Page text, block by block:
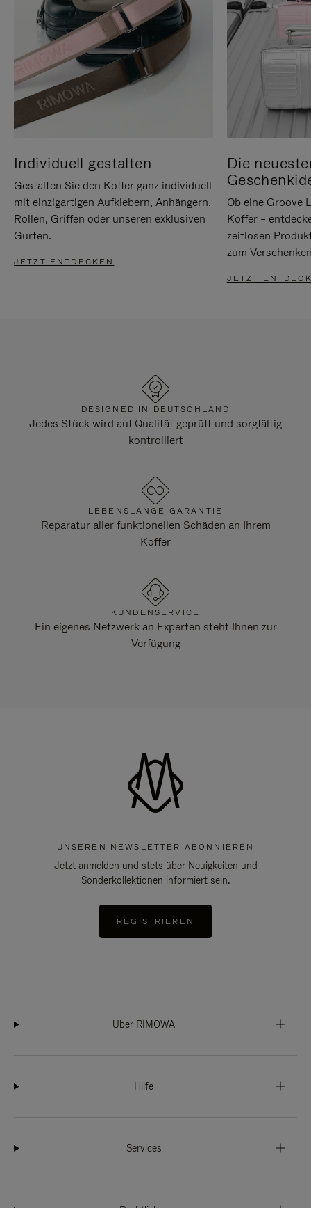
Individuell gestalten
Gestalten Sie den Koffer ganz individuell
mit einzigartigen Aufklebern, Anhängern,
Rollen, Griffen oder unseren exklusiven
Gurten.
JETZT ENTDECKEN
Die
Ob eine Groove
Koffer –
zeitlosen
zum
JETZT
DESIGNED IN DEUTSCHLAND
Jedes Stück wird auf Qualität geprüft und sorgfältig
kontrolliert
LEBENSLANGE GARANTIE
Reparatur aller funktionellen Schäden an Ihrem
Koffer
KUNDENSERVICE
Ein eigenes Netzwerk an Experten steht Ihnen zur
Verfügung
UNSEREN NEWSLETTER ABONNIEREN
Jetzt anmelden und stets über Neuigkeiten und
Sonderkollektionen informiert sein.
REGISTRIEREN
Über RIMOWA
Hilfe
Services